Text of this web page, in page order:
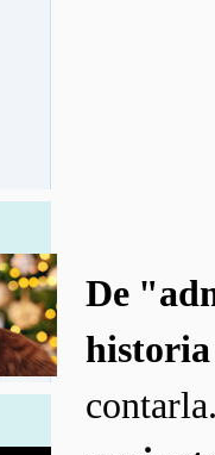
De
historia